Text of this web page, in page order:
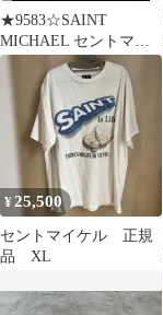
★9583☆SAINT
MICHAEL セントマイ
ケル SM-A23-0000-C31
23AW The Kid LAROI
フォトプリント 半袖 T
シャツ 極美品 XL
¥25,500
セントマイケル 正規
品 XL